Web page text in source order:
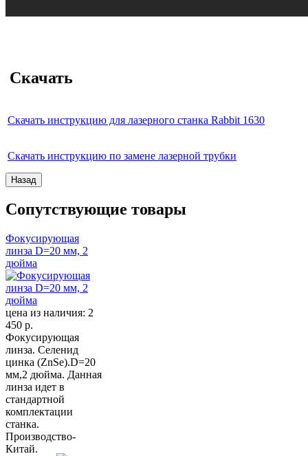
Скачать
Скачать инструкцию для лазерного станка Rabbit 1630
Скачать инструкцию по замене лазерной трубки
Сопутствующие товары
Фокусирующая
линза D=20 мм, 2
дюйма
цена из наличия: 2
450 р.
Фокусирующая
линза. Селенид
цинка (ZnSe).D=20
мм,2 дюйма. Данная
линза идет в
стандартной
комплектации
станка.
Производство-
Китай.